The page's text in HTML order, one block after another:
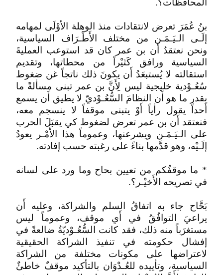
المحافظات؟.
بنُ عُمَرَ تعرض لانتقادات منذ الوهلة الأوْلَى لمهامه
إلَـى الـيَـمَـن من مختلف الأَطْـرَاف السياسية،
ونحن نعتقدُ أَن بن عمر كان قد استوعب العمليةَ
السياسية ورافق كَثيْراً من محطاتها، وتقديم
استقالته لا يُستبعَدُ أَن يكونَ ذلك ناتجاً غن ضغوط
سُعُـوْدية خليجية ليس لِأَنَّ بن عمر تبنى مسألةً ما
بقدر ما هو أَن النظامَ السُّعُـوْديّ لا يطيق أَن يسمع
أَحداً يقول رأياً أَوْ يتبنى موقفاً لا ينسجم معه،
فنعتقد أَن بن عمر تعرض لضغوط كي يقبَلَ الحرب
على الـيَـمَـن ويشرعنها، وعموماً هذا الأَمْـر يعودُ
إلَـيْه، وهو قدَّمها بناءً على رغبته حسب إفادته.
* ما موقفُكم من تعيين بحاح وما ورد على لسانه
في تصريحه الأَخيْـر؟.
بَحَّاح جاء به اتفاقُ السلم والشراكة، وعليه أَن
يراعيَ التوافُقُ في أَي موقف، وعموماً ليس
مستغرَباً منه ذلك، فقد كانت السُّعُـوْديّةُ ضالعةً في
إفشال حكومته في تنفيذ الشراكة الحقيقية
لاعتراضها على مكونات مختلفة من الشراكة
السياسية، وتأييده للعُـدْوَان بالتأكيد موقفٌ خاطئٌ